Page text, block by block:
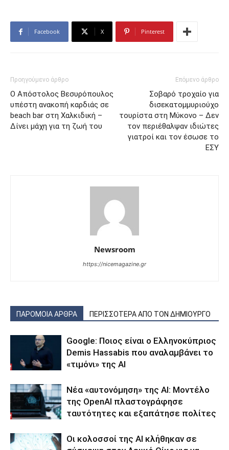
Facebook X Pinterest
Προηγούμενο άρθρο
Ο Απόστολος Βεσυρόπουλος
υπέστη ανακοπή καρδιάς σε
beach bar στη Χαλκιδική –
Δίνει μάχη για τη ζωή του
Επόμενο άρθρο
Σοβαρό τροχαίο για
δισεκατομμυριούχο
τουρίστα στη Μύκονο – Δεν
τον περιέθαλψαν ιδιώτες
γιατροί και τον έσωσε το
ΕΣΥ
Newsroom
https://nicemagazine.gr
ΠΑΡΟΜΟΙΑ ΑΡΘΡΑ ΠΕΡΙΣΣΟΤΕΡΑ ΑΠΟ ΤΟΝ ΔΗΜΙΟΥΡΓΟ
Google: Ποιος είναι ο Ελληνοκύπριος
Demis Hassabis που αναλαμβάνει το
«τιμόνι» της ΑΙ
Νέα «αυτονόμηση» της AI: Μοντέλο
της OpenAI πλαστογράφησε
ταυτότητες και εξαπάτησε πολίτες
Οι κολοσσοί της ΑΙ κλήθηκαν σε